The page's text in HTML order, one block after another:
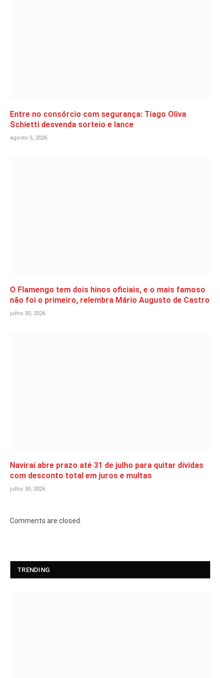
Entre no consórcio com segurança: Tiago Oliva
Schietti desvenda sorteio e lance
agosto 5, 2026
O Flamengo tem dois hinos oficiais, e o mais famoso
não foi o primeiro, relembra Mário Augusto de Castro
julho 30, 2026
Naviraí abre prazo até 31 de julho para quitar dívidas
com desconto total em juros e multas
julho 30, 2026
Comments are closed.
TRENDING